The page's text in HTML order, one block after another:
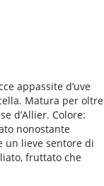
appassite d’uve
Matura per oltre
d’Allier. Colore:
nonostante
un lieve sentore di
fruttato che